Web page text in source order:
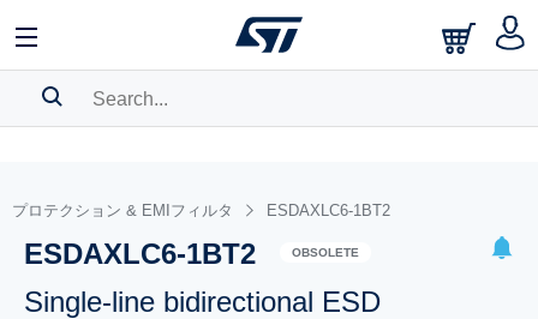
BOOKMARK
Pleaselog in to show your saved searches.
プロテクション & EMIフィルタ ESDAXLC6-1BT2
ESDAXLC6-1BT2 OBSOLETE
Single-line bidirectional ESD